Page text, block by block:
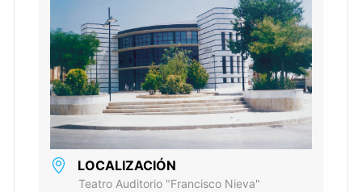
LOCALIZACIÓN
Teatro Auditorio "Francisco Nieva"